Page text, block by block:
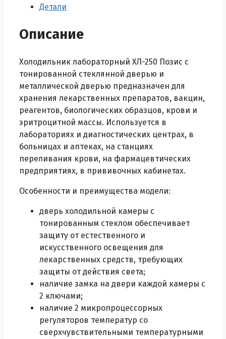
тонированной
и
дверью
Детали
Описание
Холодильник лабораторный ХЛ-250 Позис с
тонированной стеклянной дверью и
металлической дверью предназначен для
хранения лекарственных препаратов, вакцин,
реагентов, биологических образцов, крови и
эритроцитной массы. Используется в
лабораториях и диагностических центрах, в
больницах и аптеках, на станциях
переливания крови, на фармацевтических
предприятиях, в прививочных кабинетах.
Особенности и преимущества модели:
дверь холодильной камеры с
тонированным стеклом обеспечивает
защиту от естественного и
искусственного освещения для
лекарственных средств, требующих
защиты от действия света;
наличие замка на двери каждой камеры с
2 ключами;
наличие 2 микропроцессорных
регуляторов температур со
сверхчувствительными температурными